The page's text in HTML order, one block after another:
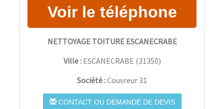
NETTOYAGE TOITURE ESCANECRABE
Ville : ESCANECRABE (31350)
Société :Couvreur 31
CONTACT OU DEMANDE DE DEVIS